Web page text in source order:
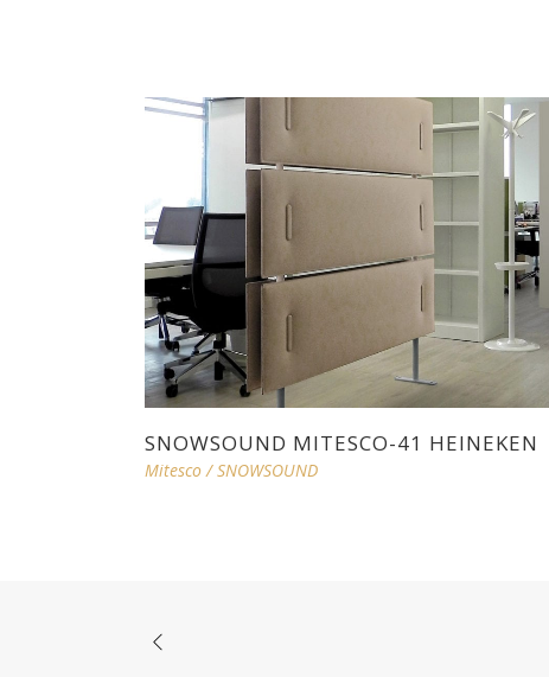
SNOWSOUND MITESCO-41 HEINEKEN
Mitesco/SNOWSOUND